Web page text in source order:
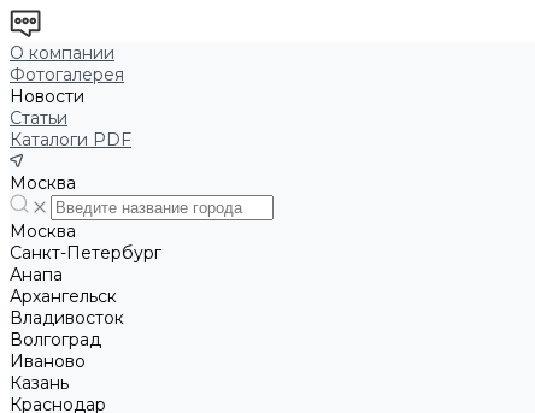
О компании
Фотогалерея
Новости
Статьи
Каталоги PDF
Москва
Москва
Санкт-Петербург
Анапа
Архангельск
Владивосток
Волгоград
Иваново
Казань
Краснодар